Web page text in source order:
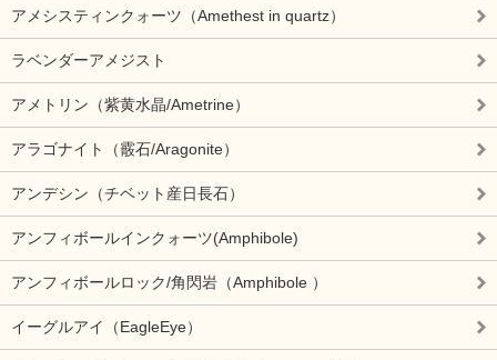
アメシスティンクォーツ（Amethest in quartz）
ラベンダーアメジスト
アメトリン（紫黄水晶/Ametrine）
アラゴナイト（霰石/Aragonite）
アンデシン（チベット産日長石）
アンフィボールインクォーツ(Amphibole)
アンフィボールロック/角閃岩（Amphibole ）
イーグルアイ（EagleEye）